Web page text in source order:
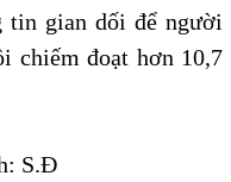
tin gian dối để người
chiếm đoạt hơn 10,7
S.Đ